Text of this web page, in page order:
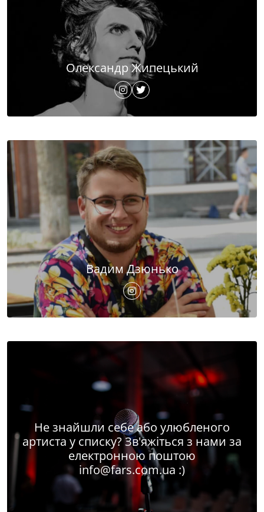
Олександр Жипецький
Вадим Дзюнько
Не знайшли себе або улюбленого
артиста у списку? Зв'яжіться з нами за
електронною поштою
info@fars.com.ua :)